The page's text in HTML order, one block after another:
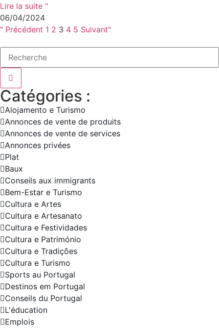
Lire la suite "
06/04/2024
" Précédent 1 2 3 4 5 Suivant"
Catégories :
Alojamento e Turismo
Annonces de vente de produits
Annonces de vente de services
Annonces privées
Plat
Baux
Conseils aux immigrants
Bem-Estar e Turismo
Cultura e Artes
Cultura e Artesanato
Cultura e Festividades
Cultura e Património
Cultura e Tradições
Cultura e Turismo
Sports au Portugal
Destinos em Portugal
Conseils du Portugal
L'éducation
Emplois